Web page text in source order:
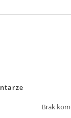
Brak